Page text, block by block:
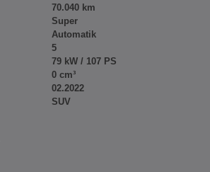
70.040 km
Super
Automatik
5
79 kW / 107 PS
0 cm³
02.2022
SUV